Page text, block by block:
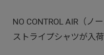
NO CONTROL AIR（ノ
ストライプシャツが入荷